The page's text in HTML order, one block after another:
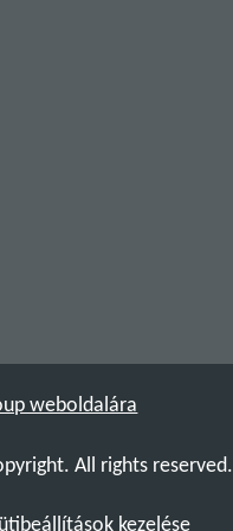
weboldalára
kezelése
All rights reserved.